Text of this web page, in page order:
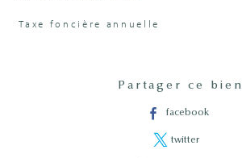
Caractéristiques Valeurs
Taxe foncière annuelle
Partager ce bien
facebook
twitter